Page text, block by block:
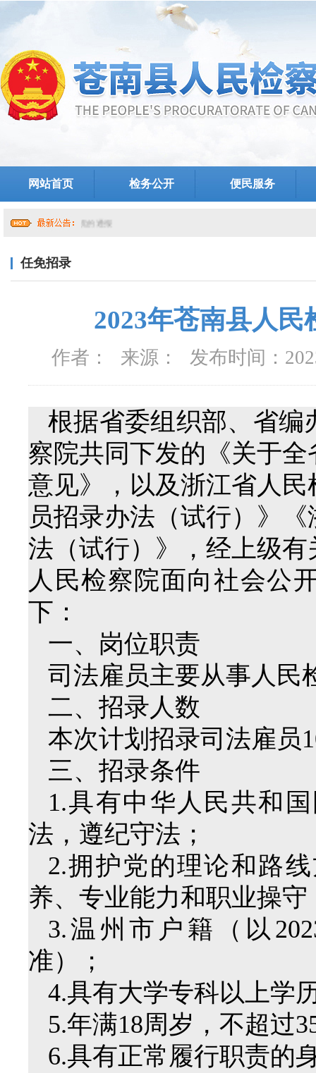
网站首页 检务公开 便民服务
任免招录
2023年苍南县人
作者： 来源： 发布时间：
根据省委组织部、省编
察院共同下发的《关于
意见》，以及浙江省人
员招录办法（试行）》
法（试行）》，经上级
人民检察院面向社会公
下：
一、岗位职责
司法雇员主要从事人民
二、招录人数
本次计划招录司法雇员
三、招录条件
1.具有中华人民共和
法，遵纪守法；
2.拥护党的理论和路
养、专业能力和职业操守
3.温州市户籍（以
准）；
4.具有大学专科以上学
5.年满18周岁，不超过
6.具有正常履行职责的